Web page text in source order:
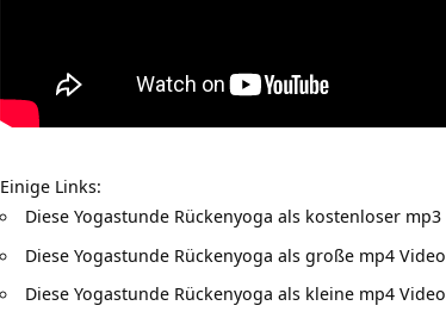
Einige Links:
Diese Yogastunde Rückenyoga als kostenloser mp3
Diese Yogastunde Rückenyoga als große mp4 Video
Diese Yogastunde Rückenyoga als kleine mp4 Video